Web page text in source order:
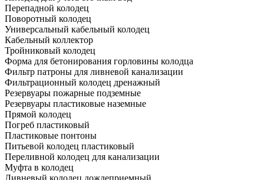
Перепадной колодец
Поворотный колодец
Универсальный кабельный колодец
Кабельный коллектор
Тройниковый колодец
Форма для бетонирования горловины колодца
Фильтр патроны для ливневой канализации
Фильтрационный колодец дренажный
Резервуары пожарные подземные
Резервуары пластиковые наземные
Прямой колодец
Погреб пластиковый
Пластиковые понтоны
Питьевой колодец пластиковый
Переливной колодец для канализации
Муфта в колодец